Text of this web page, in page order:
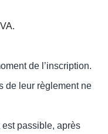
de l’inscription.
de leur règlement ne
passible, après